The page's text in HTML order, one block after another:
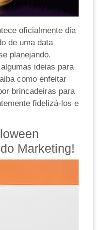
oficialmente dia
de uma data
planejando.
ideias para
como enfeitar
brincadeiras para
fidelizá-los e
Marketing!